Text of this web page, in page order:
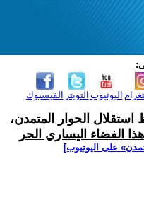
الفيسبوك التويتر اليوتيوب
استقلال الحوار المتمدن،
الفضاء اليساري الحر
على اليوتيوب]